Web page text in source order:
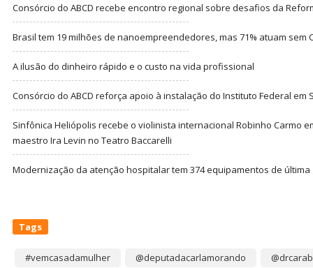
Consórcio do ABCD recebe encontro regional sobre desafios da
Brasil tem 19 milhões de nanoempreendedores, mas 71% atuam sem
A ilusão do dinheiro rápido e o custo na vida profissional
Consórcio do ABCD reforça apoio à instalação do Instituto Federal em
Sinfônica Heliópolis recebe o violinista internacional Robinho Carmo
maestro Ira Levin no Teatro Baccarelli
Modernização da atenção hospitalar tem 374 equipamentos de última
Tags
#vemcasadamulher @deputadacarlamorando